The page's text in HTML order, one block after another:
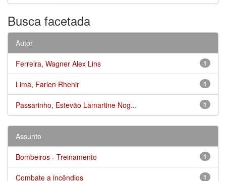
Busca facetada
Autor
1
Ferreira, Wagner Alex Lins
1
Lima, Farlen Rhenir
1
Passarinho, Estevão Lamartine Nog...
Assunto
1
Bombeiros - Treinamento
1
Combate a incêndios